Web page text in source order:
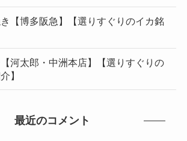
【博多阪急】【選りすぐりのイカ銘
河太郎・中洲本店】【選りすぐりの
】
最近のコメント